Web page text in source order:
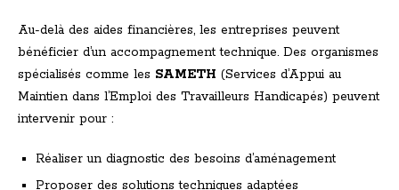
Au-delà des aides financières, les entreprises peuvent
bénéficier d’un accompagnement technique. Des organismes
spécialisés comme les SAMETH (Services d’Appui au
Maintien dans l’Emploi des Travailleurs Handicapés) peuvent
intervenir pour :
Réaliser un diagnostic des besoins d’aménagement
Proposer des solutions techniques adaptées